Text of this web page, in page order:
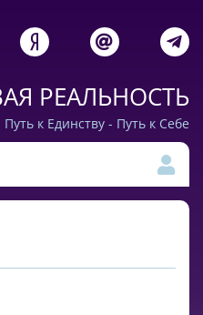
РЕАЛЬНОСТЬ
Путь к Единству - Путь к Себе